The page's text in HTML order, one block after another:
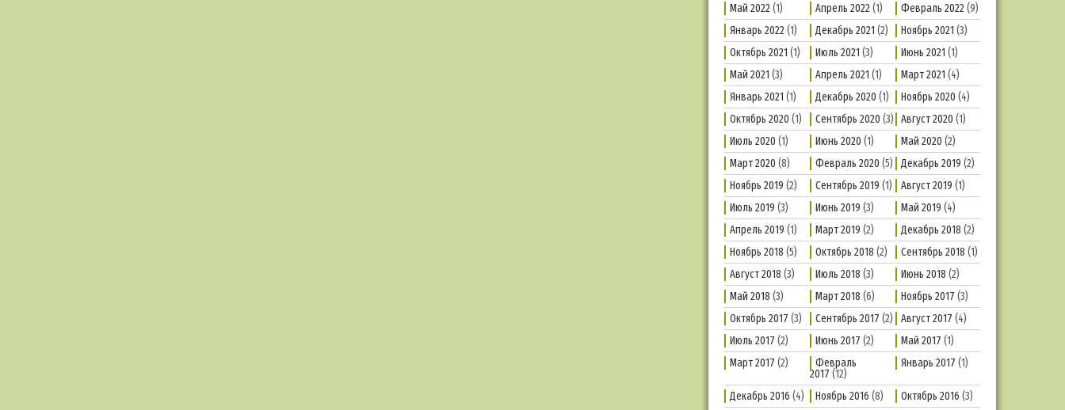
Май 2022(1) Апрель 2022(1) Февраль 2022(9)
Январь 2022(1) Декабрь 2021 (2) Ноябрь 2021 (3)
Октябрь 2021 (1) Июль 2021 (3) Июнь 2021 (1)
Май 2021 (3) Апрель 2021 (1) Март 2021 (4)
Январь 2021 (1) Декабрь 2020 (1) Ноябрь 2020 (4)
Октябрь 2020 (1) Сентябрь 2020 (3) Август 2020 (1)
Июль 2020 (1) Июнь 2020 (1) Май 2020 (2)
Март 2020 (8) Февраль 2020 (5) Декабрь 2019 (2)
Ноябрь 2019 (2) Сентябрь 2019 (1) Август 2019 (1)
Июль 2019 (3) Июнь 2019 (3) Май 2019 (4)
Апрель 2019 (1) Март 2019 (2) Декабрь 2018 (2)
Ноябрь 2018 (5) Октябрь 2018 (2) Сентябрь 2018 (1)
Август 2018 (3) Июль 2018 (3) Июнь 2018 (2)
Май 2018 (3) Март 2018 (6) Ноябрь 2017 (3)
Октябрь 2017 (3) Сентябрь 2017 (2) Август 2017 (4)
Июль 2017 (2) Июнь 2017 (2) Май 2017 (1)
Март 2017 (2)
Февраль
2017 (12)
Январь 2017 (1)
Декабрь 2016 (4) Ноябрь 2016 (8) Октябрь 2016 (3)